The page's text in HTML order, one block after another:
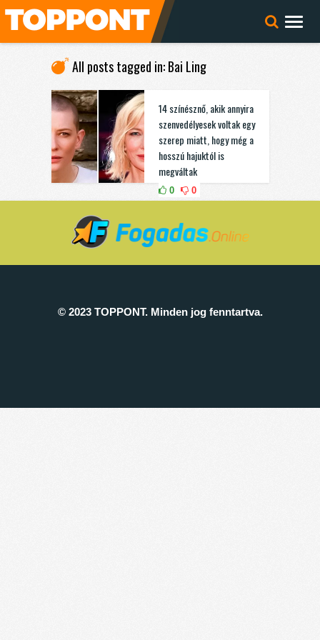
All posts tagged in: Bai Ling
14 színésznő, akik annyira
szenvedélyesek voltak egy
szerep miatt, hogy még a
hosszú hajuktól is
megváltak
0 0
© 2023 TOPPONT. Minden jog fenntartva.